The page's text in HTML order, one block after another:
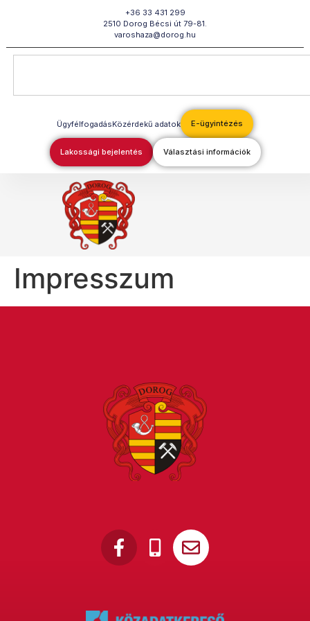
+36 33 431 299
2510 Dorog Bécsi út 79-81.
varoshaza@dorog.hu
ÜgyfélfogadásKözérdekű adatok E-ügyintézés
Lakossági bejelentés Választási információk
Impresszum